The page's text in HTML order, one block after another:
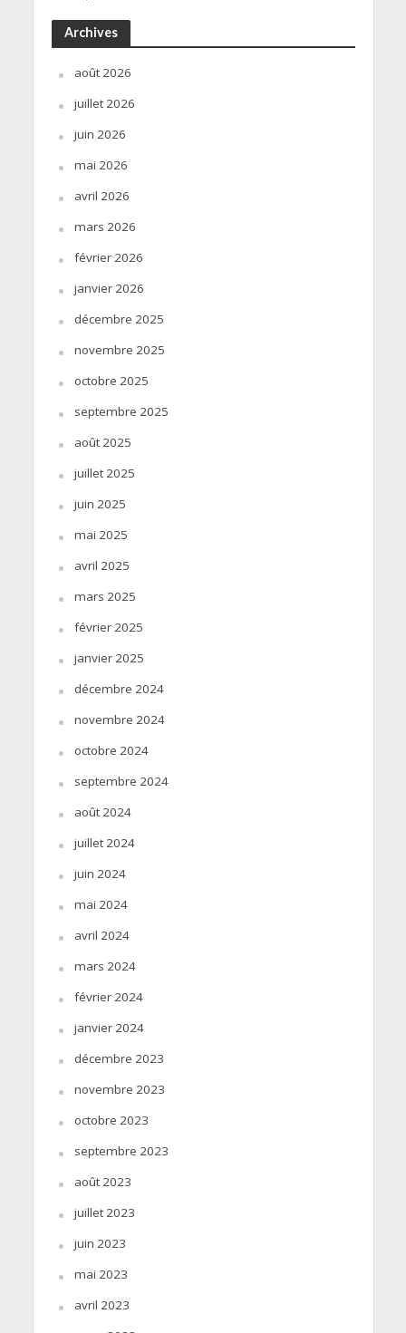
Archives
août 2026
juillet 2026
juin 2026
mai 2026
avril 2026
mars 2026
février 2026
janvier 2026
décembre 2025
novembre 2025
octobre 2025
septembre 2025
août 2025
juillet 2025
juin 2025
mai 2025
avril 2025
mars 2025
février 2025
janvier 2025
décembre 2024
novembre 2024
octobre 2024
septembre 2024
août 2024
juillet 2024
juin 2024
mai 2024
avril 2024
mars 2024
février 2024
janvier 2024
décembre 2023
novembre 2023
octobre 2023
septembre 2023
août 2023
juillet 2023
juin 2023
mai 2023
avril 2023